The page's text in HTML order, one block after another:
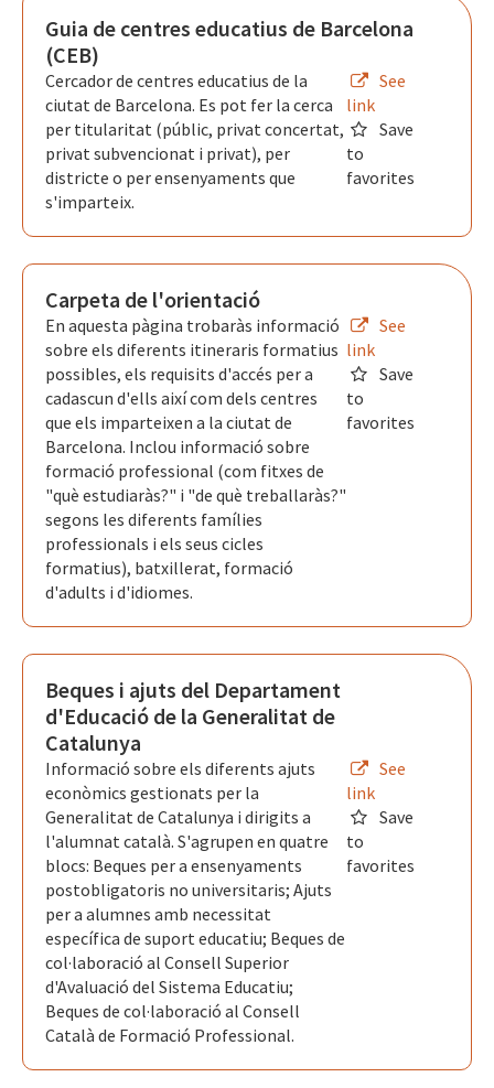
Guia de centres educatius de Barcelona
(CEB)
Cercador de centres educatius de la
ciutat de Barcelona. Es pot fer la cerca
per titularitat (públic, privat concertat,
privat subvencionat i privat), per
districte o per ensenyaments que
s'imparteix.
See
link
Save
to
favorites
Carpeta de l'orientació
En aquesta pàgina trobaràs informació
sobre els diferents itineraris formatius
possibles, els requisits d'accés per a
cadascun d'ells així com dels centres
que els imparteixen a la ciutat de
Barcelona. Inclou informació sobre
formació professional (com fitxes de
"què estudiaràs?" i "de què treballaràs?"
segons les diferents famílies
professionals i els seus cicles
formatius), batxillerat, formació
d'adults i d'idiomes.
See
link
Save
to
favorites
Beques i ajuts del Departament
d'Educació de la Generalitat de
Catalunya
Informació sobre els diferents ajuts
econòmics gestionats per la
Generalitat de Catalunya i dirigits a
l'alumnat català. S'agrupen en quatre
blocs: Beques per a ensenyaments
postobligatoris no universitaris; Ajuts
per a alumnes amb necessitat
específica de suport educatiu; Beques de
col·laboració al Consell Superior
d'Avaluació del Sistema Educatiu;
Beques de col·laboració al Consell
Català de Formació Professional.
See
link
Save
to
favorites